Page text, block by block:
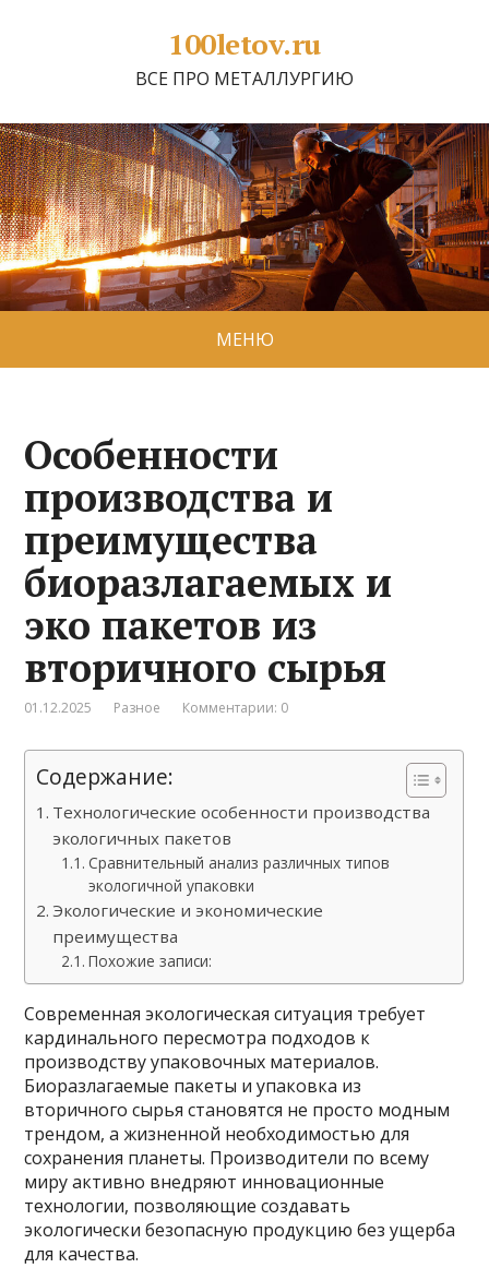
100letov.ru
ВСЕ ПРО МЕТАЛЛУРГИЮ
МЕНЮ
Особенности
производства и
преимущества
биоразлагаемых и
эко пакетов из
вторичного сырья
01.12.2025 Разное Комментарии: 0
Содержание:
Технологические особенности производства
экологичных пакетов
Сравнительный анализ различных типов
экологичной упаковки
Экологические и экономические
преимущества
Похожие записи:
Современная экологическая ситуация требует
кардинального пересмотра подходов к
производству упаковочных материалов.
Биоразлагаемые пакеты и упаковка из
вторичного сырья становятся не просто модным
трендом, а жизненной необходимостью для
сохранения планеты. Производители по всему
миру активно внедряют инновационные
технологии, позволяющие создавать
экологически безопасную продукцию без ущерба
для качества.